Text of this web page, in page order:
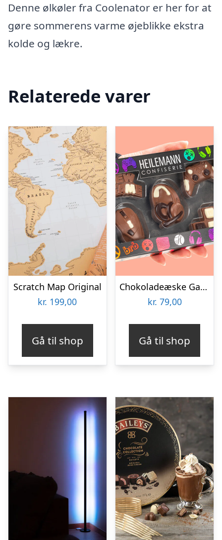
Denne ølkøler fra Coolenator er her for at
gøre sommerens varme øjeblikke ekstra
kolde og lækre.
Relaterede varer
Scratch Map Original
kr. 199,00
Gå til shop
Chokoladeæske Gaming
kr. 79,00
Gå til shop